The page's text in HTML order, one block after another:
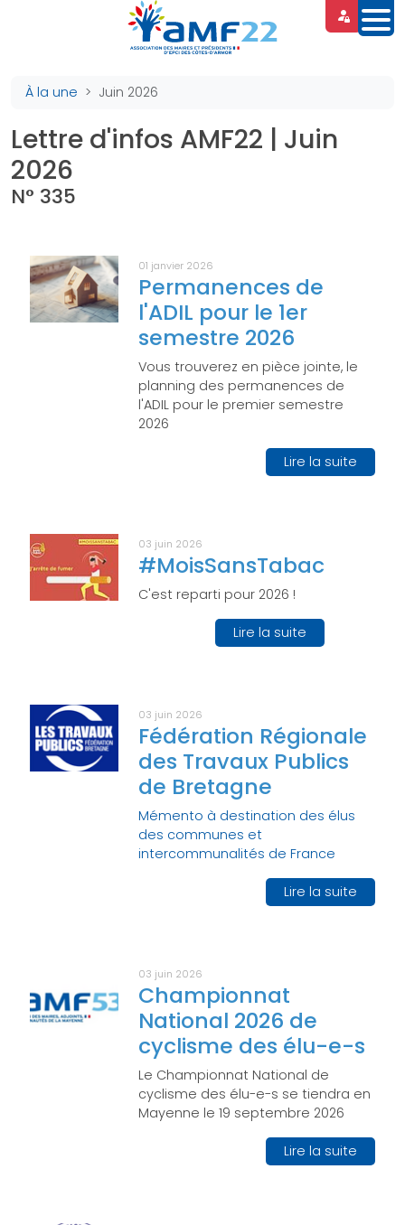
À la une Juin 2026
Lettre d'infos AMF22 | Juin
2026
N° 335
01 janvier 2026
Permanences de
l'ADIL pour le 1er
semestre 2026
Vous trouverez en pièce jointe, le
planning des permanences de
l'ADIL pour le premier semestre
2026
Lire la suite
03 juin 2026
#MoisSansTabac
C'est reparti pour 2026 !
Lire la suite
03 juin 2026
Fédération Régionale
des Travaux Publics
de Bretagne
Mémento à destination des élus
des communes et
intercommunalités de France
Lire la suite
03 juin 2026
Championnat
National 2026 de
cyclisme des élu-e-s
Le Championnat National de
cyclisme des élu-e-s se tiendra en
Mayenne le 19 septembre 2026
Lire la suite
Panneau de gestion des cookies